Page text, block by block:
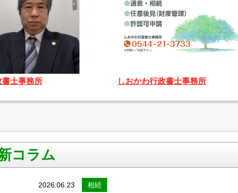
書士事務所 しおかわ行政書士事務所
コラム
2026.06.23 相続